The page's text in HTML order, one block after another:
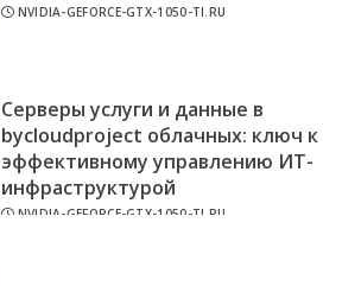
NVIDIA-GEFORCE-GTX-1050-TI.RU
Серверы услуги и данные в
bycloudproject облачных: ключ к
эффективному управлению ИТ-
инфраструктурой
NVIDIA-GEFORCE-GTX-1050-TI.RU